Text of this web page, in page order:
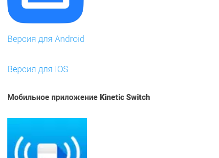
Версия для Android
Версия для IOS
Мобильное приложение Kinetic Switch